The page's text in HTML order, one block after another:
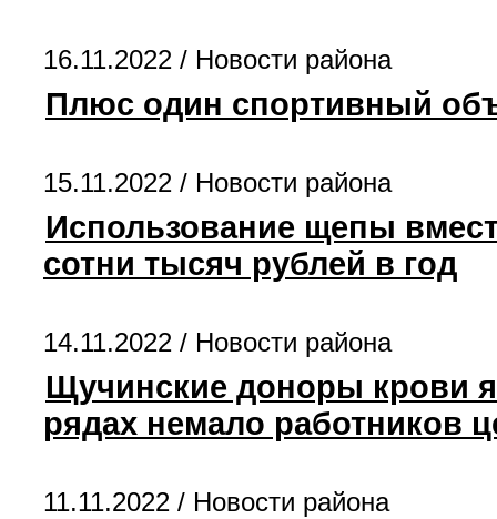
16.11.2022 / Новости района
Плюс один спортивный
15.11.2022 / Новости района
Использование щепы
сотни тысяч рублей в год
14.11.2022 / Новости района
Щучинские доноры крови
рядах немало работников
11.11.2022 / Новости района